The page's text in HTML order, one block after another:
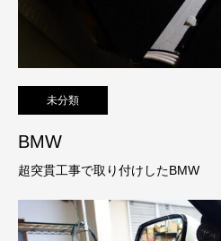
未分類
BMW
超突貫工事で取り付けしたBMW